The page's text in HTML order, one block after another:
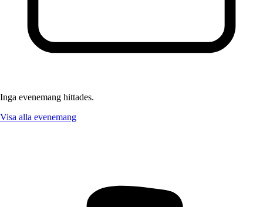
Inga evenemang hittades.
Visa alla evenemang